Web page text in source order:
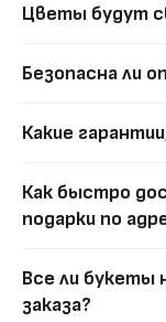
Цветы будут
Безопасна ли
Какие
Как быстро
подарки по
Все ли букеты
заказа?